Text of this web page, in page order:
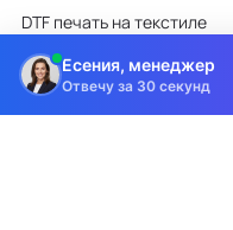
DTF печать на текстиле
Лазерная гравировка
Есения, менеджер
Отвечу за 30 секунд